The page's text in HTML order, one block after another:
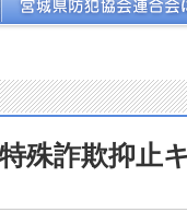
殊詐欺抑止